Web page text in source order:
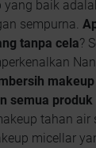
yang baik
sempurna.
tanpa cela?
semua
tahan air
micellar